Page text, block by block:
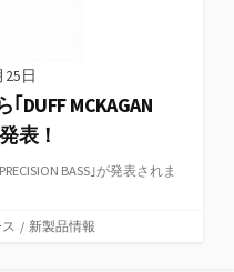
25日
DUFF MCKAGAN
表！
BASS｣が発表されま
/ 新製品情報